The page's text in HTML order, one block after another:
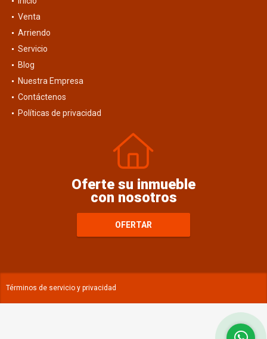
Inicio
Venta
Arriendo
Servicio
Blog
Nuestra Empresa
Contáctenos
Oferte su inmueble
con nosotros
OFERTAR
Términos de servicio y privacidad